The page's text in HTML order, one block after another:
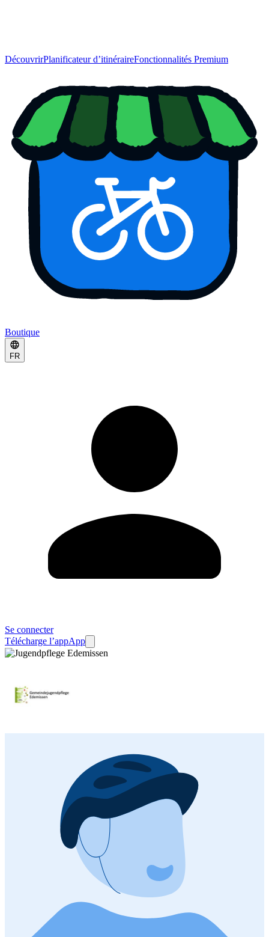
DécouvrirPlanificateur d’itinéraireFonctionnalités Premium
Boutique
FR
Se connecter
Télécharge l’appApp